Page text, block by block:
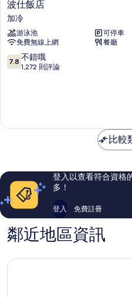
波
仕
飯
店
加
冷
波仕飯店
加冷
游泳池
可停車
免費無線上網
餐廳
7.8
分，
錯
評
論
7.8 不錯哦
1,272 則評論
比較
登入以查看符合資格
多！
登入 免費註冊
鄰近地區資訊